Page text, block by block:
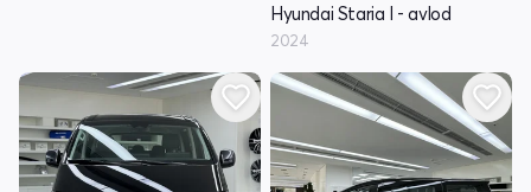
Hyundai Staria I - avlod
2024